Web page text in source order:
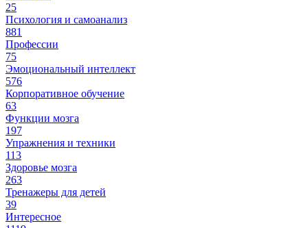
25
Психология и самоанализ
881
Профессии
75
Эмоциональный интеллект
576
Корпоративное обучение
63
Функции мозга
197
Упражнения и техники
113
Здоровье мозга
263
Тренажеры для детей
39
Интересное